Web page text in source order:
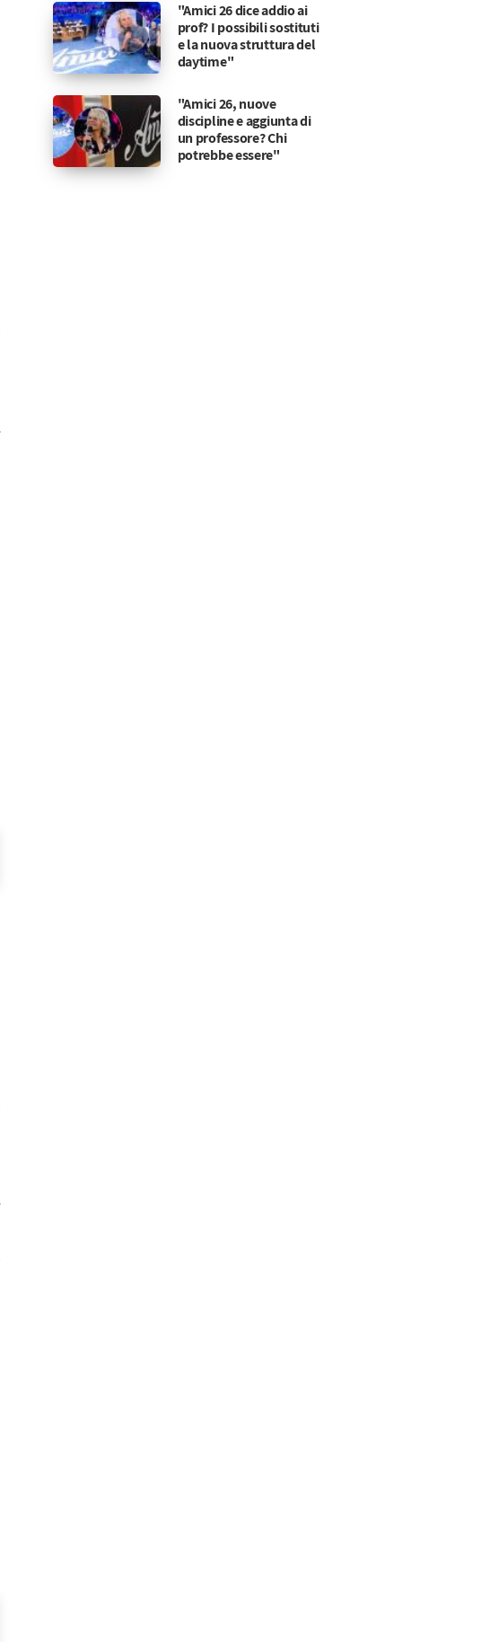
"Amici 26 dice addio ai
prof? I possibili sostituti
e la nuova struttura del
daytime"
"Amici 26, nuove
discipline e aggiunta di
un professore? Chi
potrebbe essere"